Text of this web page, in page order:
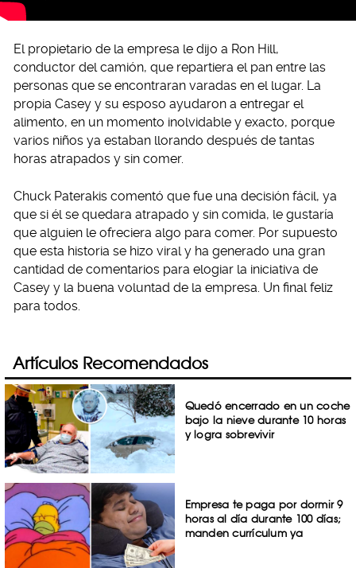
El propietario de la empresa le dijo a Ron Hill,
conductor del camión, que repartiera el pan entre las
personas que se encontraran varadas en el lugar. La
propia Casey y su esposo ayudaron a entregar el
alimento, en un momento inolvidable y exacto, porque
varios niños ya estaban llorando después de tantas
horas atrapados y sin comer.
Chuck Paterakis comentó que fue una decisión fácil, ya
que si él se quedara atrapado y sin comida, le gustaría
que alguien le ofreciera algo para comer. Por supuesto
que esta historia se hizo viral y ha generado una gran
cantidad de comentarios para elogiar la iniciativa de
Casey y la buena voluntad de la empresa. Un final feliz
para todos.
Artículos Recomendados
Quedó encerrado en un coche
bajo la nieve durante 10 horas
y logra sobrevivir
Empresa te paga por dormir 9
horas al día durante 100 días;
manden currículum ya